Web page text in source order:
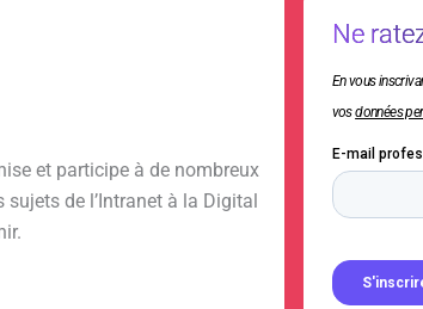
et participe à de nombreux
sujets de l’Intranet à la Digital
Ne
En vous
vosdonnées